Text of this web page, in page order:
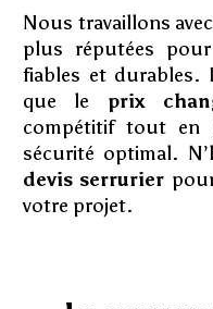
Nous travaillons
plus réputées
fiables et durables.
que le prix
compétitif tout en
sécurité optimal.
devis serrurier
votre projet.